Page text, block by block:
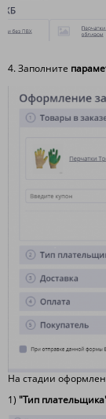
4. Заполните
На стадии
1) "Тип